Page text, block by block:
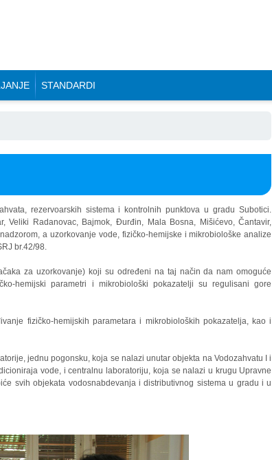
STANDARDI
rezervoarskih sistema i kontrolnih punktova u gradu Subotici.
Radanovac, Bajmok, Đurđin, Mala Bosna, Mišićevo, Čantavir,
a uzorkovanje vode, fizičko-hemijske i mikrobiološke analize
br.42/98.
za uzorkovanje) koji su određeni na taj način da nam omoguće
hemijski parametri i mikrobiološki pokazatelji su regulisani gore
fizičko-hemijskih parametara i mikrobioloških pokazatelja, kao i
jednu pogonsku, koja se nalazi unutar objekta na Vodozahvatu I i
vode, i centralnu laboratoriju, koja se nalazi u krugu Upravne
svih objekata vodosnabdevanja i distributivnog sistema u gradu i u